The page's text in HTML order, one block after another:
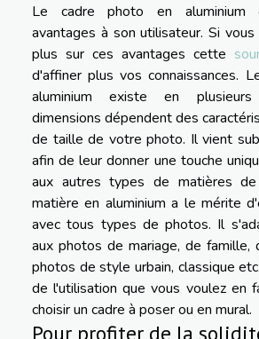
Le cadre photo en aluminium
avantages à son utilisateur. Si
plus sur ces avantages cette
d'affiner plus vos connaissances.
aluminium existe en
dimensions dépendent des
de taille de votre photo. Il vient
afin de leur donner une touche
aux autres types de matières
matière en aluminium a le mérite
avec tous types de photos. Il
aux photos de mariage, de famille,
photos de style urbain, classique
de l'utilisation que vous voulez en
choisir un cadre à poser ou en mural.
Pour profiter de la